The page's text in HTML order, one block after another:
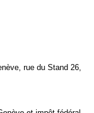
rue du Stand 26,